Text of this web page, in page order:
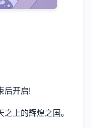
后开启!
上的辉煌之国。